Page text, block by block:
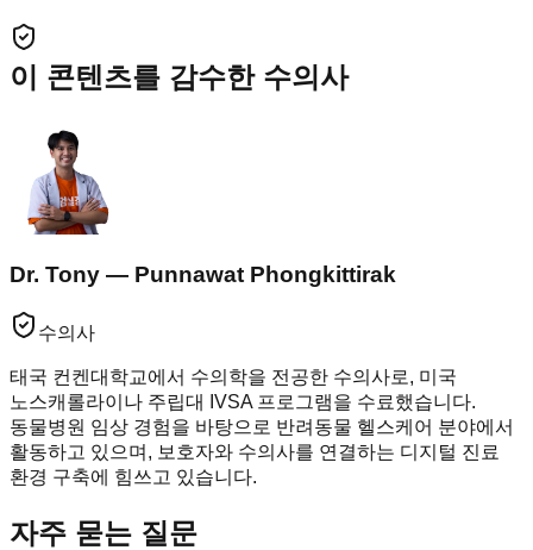
이 콘텐츠를 감수한 수의사
Dr. Tony — Punnawat Phongkittirak
수의사
태국 컨켄대학교에서 수의학을 전공한 수의사로, 미국
노스캐롤라이나 주립대 IVSA 프로그램을 수료했습니다.
동물병원 임상 경험을 바탕으로 반려동물 헬스케어 분야에서
활동하고 있으며, 보호자와 수의사를 연결하는 디지털 진료
환경 구축에 힘쓰고 있습니다.
자주 묻는 질문